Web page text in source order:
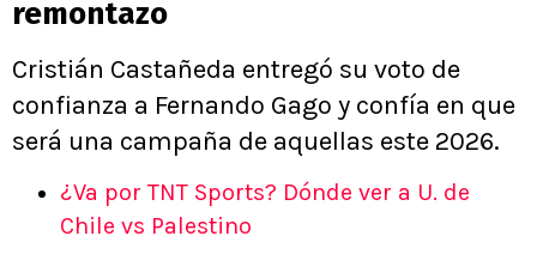
remontazo
Cristián Castañeda entregó su voto de
confianza a Fernando Gago y confía en que
será una campaña de aquellas este 2026.
¿Va por TNT Sports? Dónde ver a U. de
Chile vs Palestino